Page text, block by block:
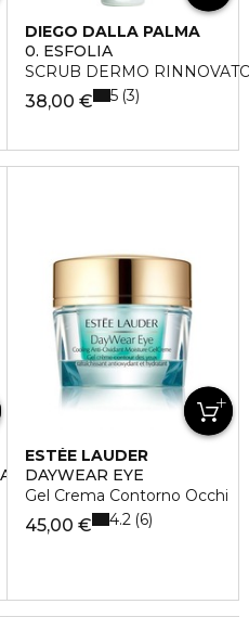
DIEGO DALLA PALMA
0. ESFOLIA
SCRUB DERMO
38,00 € 5 3
ESTÉE LAUDER
DAYWEAR EYE
Gel Crema Contorno Occhi
45,00 € 4.2 6